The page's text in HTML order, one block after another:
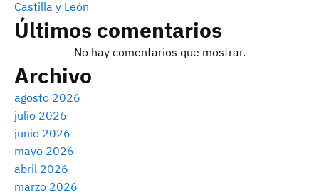
Castilla y León
Últimos comentarios
No hay comentarios que mostrar.
Archivo
agosto 2026
julio 2026
junio 2026
mayo 2026
abril 2026
marzo 2026